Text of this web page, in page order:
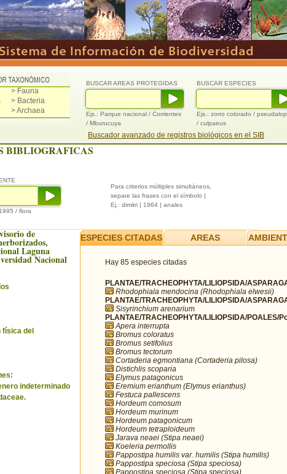
> Fauna
> Bacteria
> Archaea
BUSCAR ESPECIES
Ejs.: zorro colorado /
/ culpaeus
BUSCAR AREAS PROTEGIDAS
Ejs.: Parque nacional / Corrientes
/ Mburucuya
Buscador avanzado de registros biológicos en el SIB
BIBLIOGRAFICAS
/ flora
Para criterios múltiples simultáneos,
separe las frases con el símbolo |
Ej.: dimitri | 1964 | anales
de
Laguna
Nacional
física del
indeterminado
ESPECIES CITADAS AREAS
Hay 85 especies citadas
PLANTAE/TRACHEOPHYTA/LILIOPSIDA/
Rhodophiala mendocina (Rhodophiala elwesii)
PLANTAE/TRACHEOPHYTA/LILIOPSIDA/
Sisyrinchium arenarium
PLANTAE/TRACHEOPHYTA/LILIOPSIDA/POALES/
Apera interrupta
Bromus coloratus
Bromus setifolius
Bromus tectorum
Cortaderia egmontiana (Cortaderia pilosa)
Distichlis scoparia
Elymus patagonicus
Eremium erianthum (Elymus erianthus)
Festuca pallescens
Hordeum comosum
Hordeum murinum
Hordeum patagonicum
Hordeum tetraploideum
Jarava neaei (Stipa neaei)
Koeleria permollis
Pappostipa humilis var. humilis (Stipa humilis)
Pappostipa speciosa (Stipa speciosa)
Pappostipa speciosa (Stipa speciosa)